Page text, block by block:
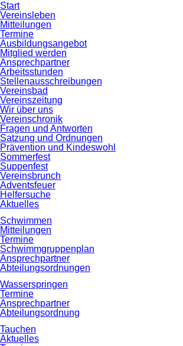
Start
Vereinsleben
Mitteilungen
Termine
Ausbildungsangebot
Mitglied werden
Ansprechpartner
Arbeitsstunden
Stellenausschreibungen
Vereinsbad
Vereinszeitung
Wir über uns
Vereinschronik
Fragen und Antworten
Satzung und Ordnungen
Prävention und Kindeswohl
Sommerfest
Suppenfest
Vereinsbrunch
Adventsfeuer
Helfersuche
Aktuelles
Schwimmen
Mitteilungen
Termine
Schwimmgruppenplan
Ansprechpartner
Abteilungsordnungen
Wasserspringen
Termine
Ansprechpartner
Abteilungsordnung
Tauchen
Aktuelles